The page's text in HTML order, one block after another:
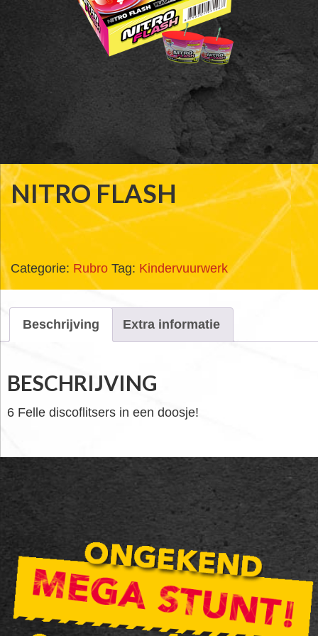
NITRO FLASH
Categorie: Rubro Tag: Kindervuurwerk
Beschrijving Extra informatie
BESCHRIJVING
6 Felle discoflitsers in een doosje!
FOOTER
WIDGET
HEADER
SALE